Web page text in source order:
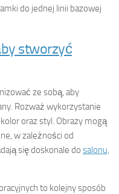
do jednej linii bazowej
stworzyć
ze sobą, aby
Rozważ wykorzystanie
oraz styl. Obrazy mogą
w zależności od
się doskonale do salonu,
to kolejny sposób